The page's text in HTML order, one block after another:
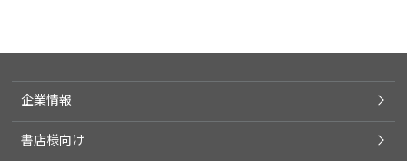
企業情報
書店様向け